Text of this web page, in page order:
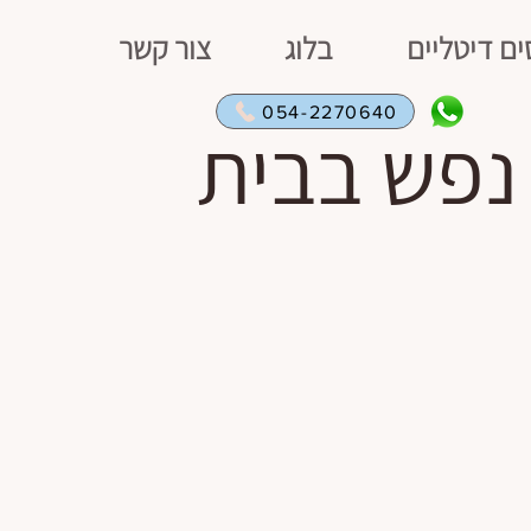
דיטליים בלוג צור קשר
054-2270640
בבית